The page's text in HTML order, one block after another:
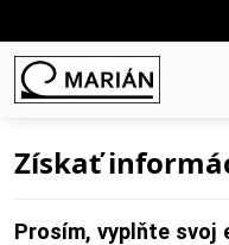
Získať
Prosím, vyplňte svoj